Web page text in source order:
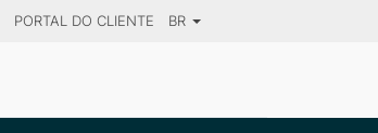
PORTAL DO CLIENTE BR